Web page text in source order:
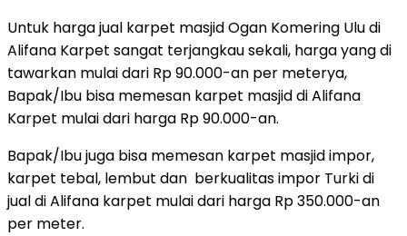
Untuk harga jual karpet masjid Ogan Komering Ulu di
Alifana Karpet sangat terjangkau sekali, harga yang di
tawarkan mulai dari Rp 90.000-an per meterya,
Bapak/Ibu bisa memesan karpet masjid di Alifana
Karpet mulai dari harga Rp 90.000-an.
Bapak/Ibu juga bisa memesan karpet masjid impor,
karpet tebal, lembut dan berkualitas impor Turki di
jual di Alifana karpet mulai dari harga Rp 350.000-an
per meter.